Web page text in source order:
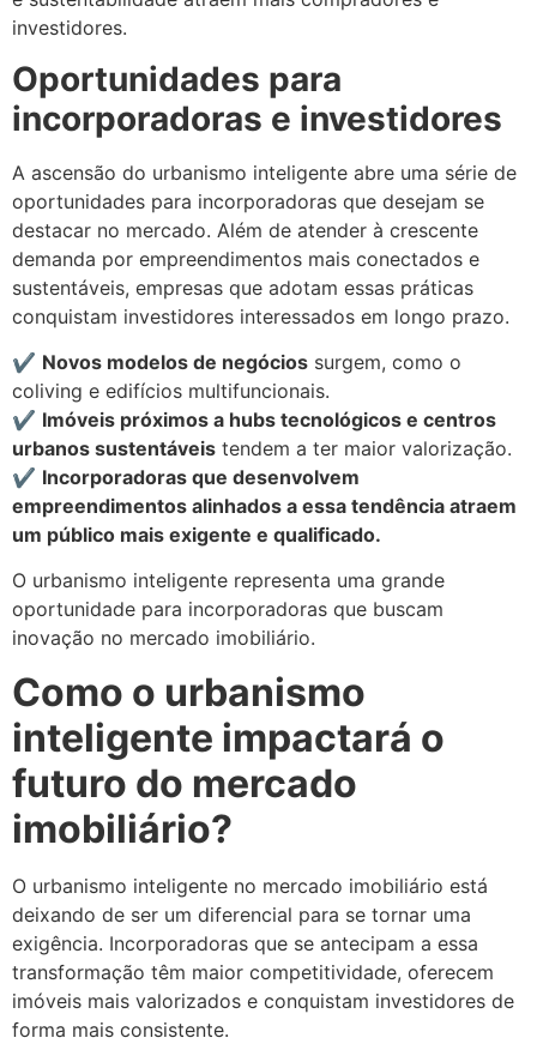
investidores.
Oportunidades para
incorporadoras e investidores
A ascensão do urbanismo inteligente abre uma série de
oportunidades para incorporadoras que desejam se
destacar no mercado. Além de atender à crescente
demanda por empreendimentos mais conectados e
sustentáveis, empresas que adotam essas práticas
conquistam investidores interessados em longo prazo.
✔️ Novos modelos de negócios surgem, como o
coliving e edifícios multifuncionais.
✔️ Imóveis próximos a hubs tecnológicos e centros
urbanos sustentáveis tendem a ter maior valorização.
✔️ Incorporadoras que desenvolvem
empreendimentos alinhados a essa tendência atraem
um público mais exigente e qualificado.
O urbanismo inteligente representa uma grande
oportunidade para incorporadoras que buscam
inovação no mercado imobiliário.
Como o urbanismo
inteligente impactará o
futuro do mercado
imobiliário?
O urbanismo inteligente no mercado imobiliário está
deixando de ser um diferencial para se tornar uma
exigência. Incorporadoras que se antecipam a essa
transformação têm maior competitividade, oferecem
imóveis mais valorizados e conquistam investidores de
forma mais consistente.